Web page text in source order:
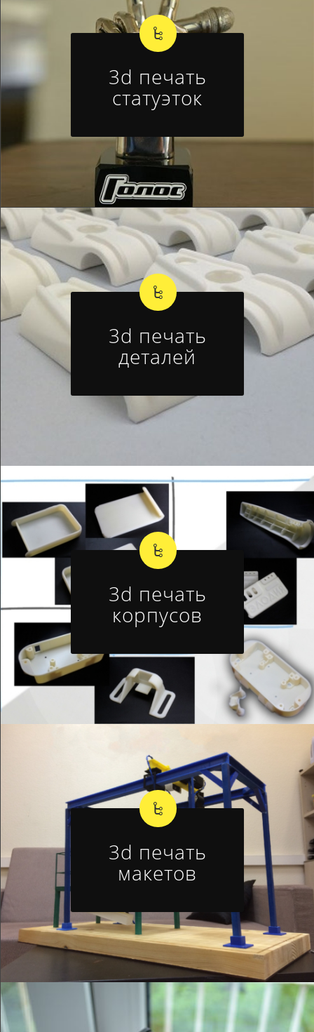
3d печать
статуэток
3d печать
деталей
3d печать
корпусов
3d печать
макетов